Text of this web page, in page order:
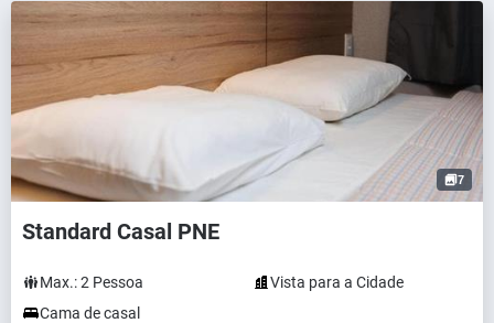
7
Standard Casal PNE
Max.:2 Pessoa
Vista para a Cidade
Cama de casal